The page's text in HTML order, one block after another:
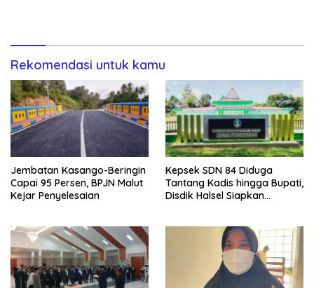
Rekomendasi untuk kamu
Jembatan Kasango-Beringin
Capai 95 Persen, BPJN Malut
Kejar Penyelesaian
Kepsek SDN 84 Diduga
Tantang Kadis hingga Bupati,
Disdik Halsel Siapkan